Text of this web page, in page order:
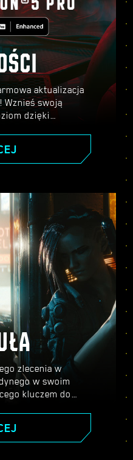
aktualizacja
Wznieś swoją
dzięki
sekundę i nie
trybów
wszystko, co
Pro ma do
zlecenia w
w swoim
kluczem do
decyzje. Wykonuj
po szczeblach